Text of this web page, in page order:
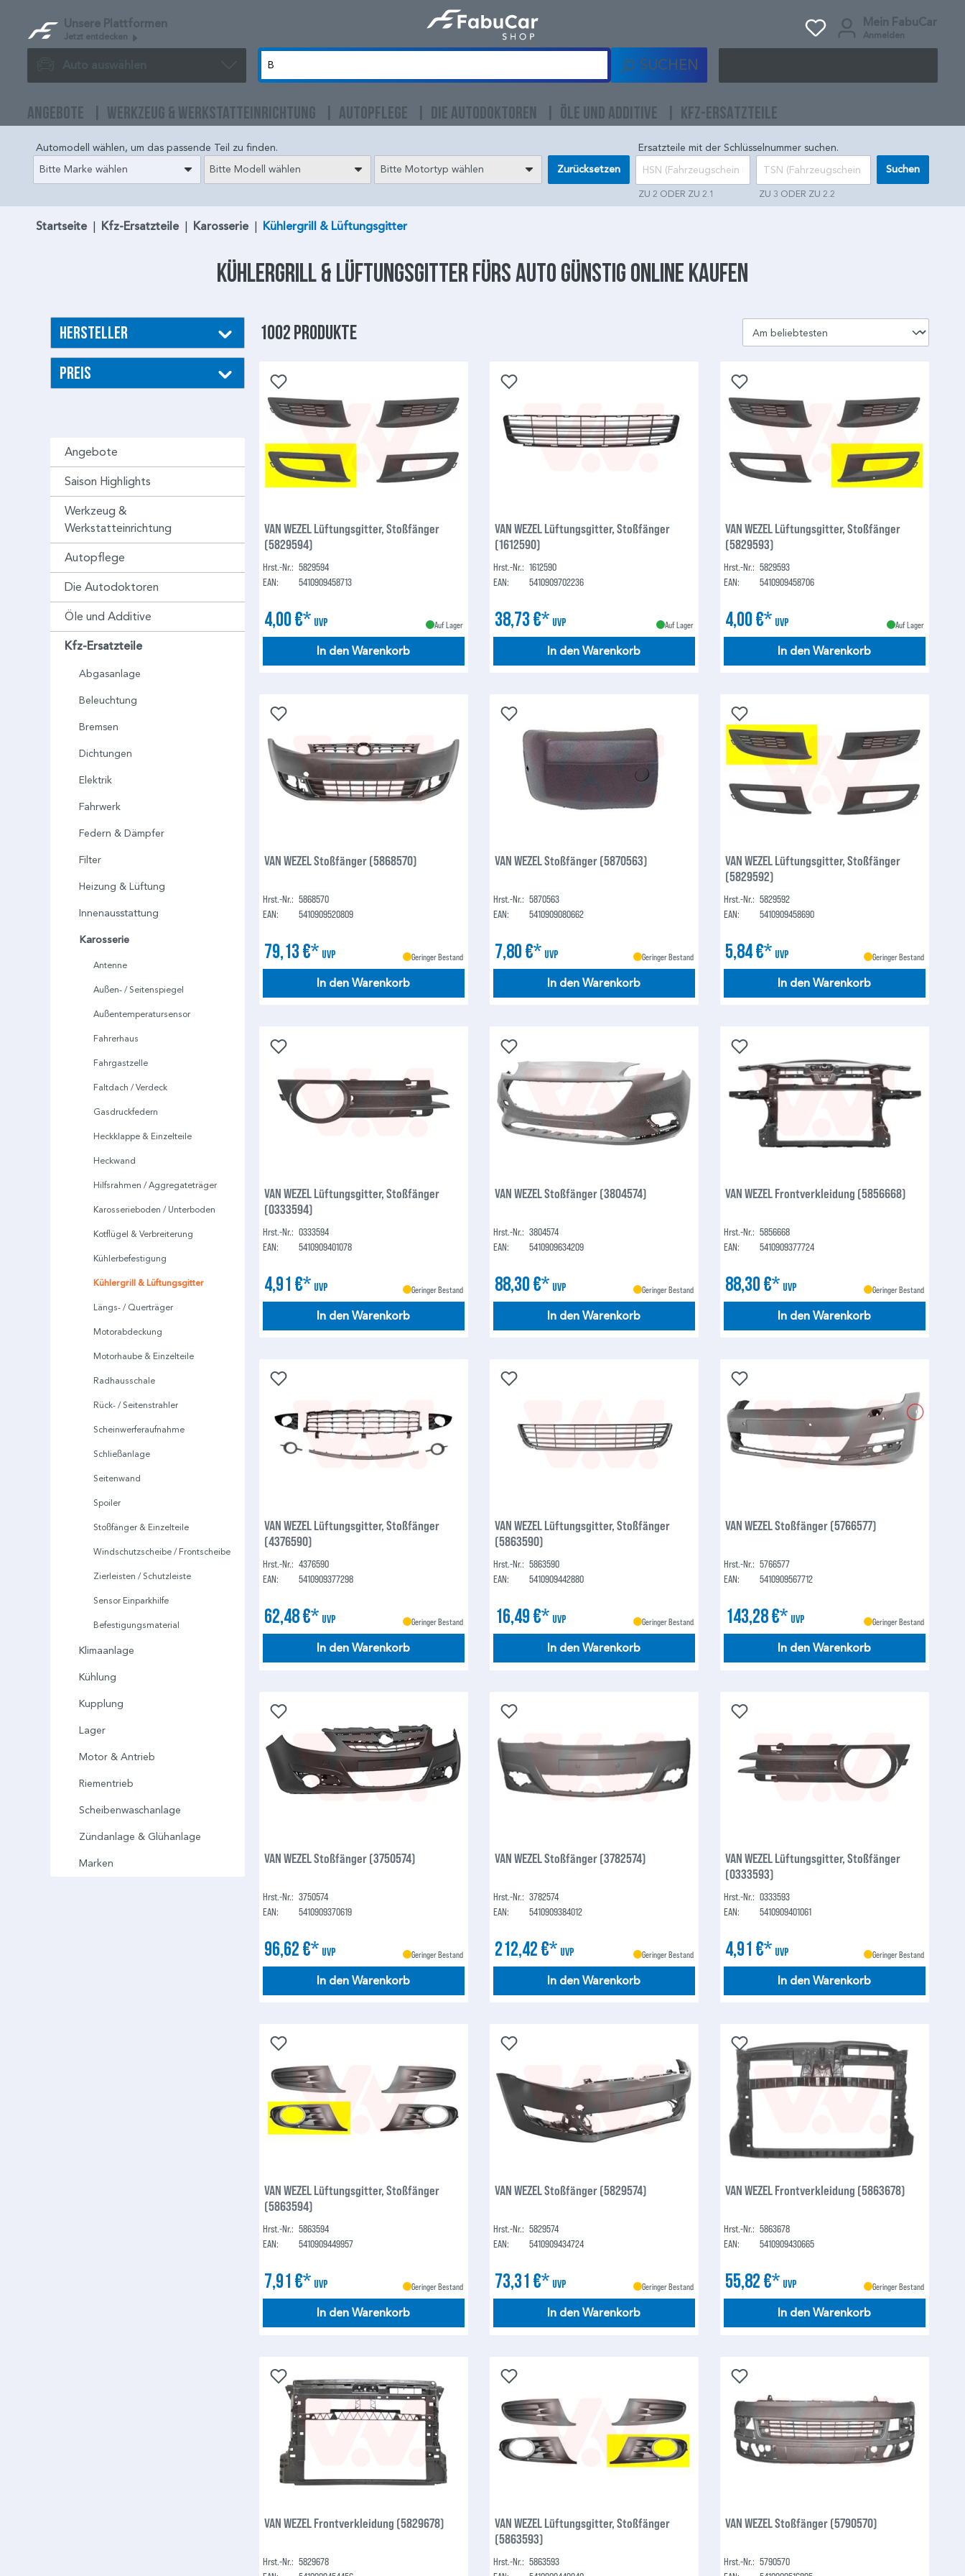
Unsere Plattformen
Jetzt entdecken
Mein FabuCar
Anmelden
Auto auswählen SUCHEN
ANGEBOTE WERKZEUG & WERKSTATTEINRICHTUNG AUTOPFLEGE DIE AUTODOKTOREN ÖLE UND ADDITIVE KFZ-ERSATZTEILE
Automodell wählen, um das passende Teil zu finden.
Bitte Marke wählen
Bitte Modell wählen Bitte Motortyp wählen Zurücksetzen
Ersatzteile mit der Schlüsselnummer suchen.
ZU 2 ODER ZU 2.1 ZU 3 ODER ZU 2.2
Suchen
Startseite Kfz-Ersatzteile Karosserie Kühlergrill & Lüftungsgitter
Kühlergrill & Lüftungsgitter fürs Auto günstig online kaufen
Hersteller
Preis
Angebote
Saison Highlights
Werkzeug &
Werkstatteinrichtung
Autopflege
Die Autodoktoren
Öle und Additive
Kfz-Ersatzteile
Abgasanlage
Beleuchtung
Bremsen
Dichtungen
Elektrik
Fahrwerk
Federn & Dämpfer
Filter
Heizung & Lüftung
Innenausstattung
Karosserie
Antenne
Außen- / Seitenspiegel
Außentemperatursensor
Fahrerhaus
Fahrgastzelle
Faltdach / Verdeck
Gasdruckfedern
Heckklappe & Einzelteile
Heckwand
Hilfsrahmen / Aggregateträger
Karosserieboden / Unterboden
Kotflügel & Verbreiterung
Kühlerbefestigung
Kühlergrill & Lüftungsgitter
Längs- / Querträger
Motorabdeckung
Motorhaube & Einzelteile
Radhausschale
Rück- / Seitenstrahler
Scheinwerferaufnahme
Schließanlage
Seitenwand
Spoiler
Stoßfänger & Einzelteile
Windschutzscheibe / Frontscheibe
Zierleisten / Schutzleiste
Sensor Einparkhilfe
Befestigungsmaterial
Klimaanlage
Kühlung
Kupplung
Lager
Motor & Antrieb
Riementrieb
Scheibenwaschanlage
Zündanlage & Glühanlage
Marken
1002 Produkte
VAN WEZEL Lüftungsgitter, Stoßfänger
(5829594)
Hrst.-Nr.: 5829594
EAN:
5410909458713
4,00 €* UVP Auf Lager
In den Warenkorb
VAN WEZEL Lüftungsgitter, Stoßfänger
(1612590)
Hrst.-Nr.: 1612590
EAN:
5410909702236
38,73 €* UVP Auf Lager
In den Warenkorb
VAN WEZEL Lüftungsgitter, Stoßfänger
(5829593)
Hrst.-Nr.: 5829593
EAN:
5410909458706
4,00 €* UVP Auf Lager
In den Warenkorb
VAN WEZEL Stoßfänger (5868570)
Hrst.-Nr.: 5868570
EAN:
5410909520809
79,13 €* UVP Geringer Bestand
In den Warenkorb
VAN WEZEL Stoßfänger (5870563)
Hrst.-Nr.: 5870563
EAN:
5410909080662
7,80 €* UVP Geringer Bestand
In den Warenkorb
VAN WEZEL Lüftungsgitter, Stoßfänger
(5829592)
Hrst.-Nr.: 5829592
EAN:
5410909458690
5,84 €* UVP Geringer Bestand
In den Warenkorb
VAN WEZEL Lüftungsgitter, Stoßfänger
(0333594)
Hrst.-Nr.: 0333594
EAN:
5410909401078
4,91 €* UVP Geringer Bestand
In den Warenkorb
VAN WEZEL Stoßfänger (3804574)
Hrst.-Nr.: 3804574
EAN:
5410909634209
88,30 €* UVP Geringer Bestand
In den Warenkorb
VAN WEZEL Frontverkleidung (5856668)
Hrst.-Nr.: 5856668
EAN:
5410909377724
88,30 €* UVP Geringer Bestand
In den Warenkorb
VAN WEZEL Lüftungsgitter, Stoßfänger
(4376590)
Hrst.-Nr.: 4376590
EAN:
5410909377298
62,48 €* UVP Geringer Bestand
In den Warenkorb
VAN WEZEL Lüftungsgitter, Stoßfänger
(5863590)
Hrst.-Nr.: 5863590
EAN:
5410909442880
16,49 €* UVP Geringer Bestand
In den Warenkorb
VAN WEZEL Stoßfänger (5766577)
Hrst.-Nr.: 5766577
EAN:
5410909567712
143,28 €* UVP Geringer Bestand
In den Warenkorb
VAN WEZEL Stoßfänger (3750574)
Hrst.-Nr.: 3750574
EAN:
5410909370619
96,62 €* UVP Geringer Bestand
In den Warenkorb
VAN WEZEL Stoßfänger (3782574)
Hrst.-Nr.: 3782574
EAN:
5410909384012
212,42 €* UVP Geringer Bestand
In den Warenkorb
VAN WEZEL Lüftungsgitter, Stoßfänger
(0333593)
Hrst.-Nr.: 0333593
EAN:
5410909401061
4,91 €* UVP Geringer Bestand
In den Warenkorb
VAN WEZEL Lüftungsgitter, Stoßfänger
(5863594)
Hrst.-Nr.: 5863594
EAN:
5410909449957
7,91 €* UVP Geringer Bestand
In den Warenkorb
VAN WEZEL Stoßfänger (5829574)
Hrst.-Nr.: 5829574
EAN:
5410909434724
73,31 €* UVP Geringer Bestand
In den Warenkorb
VAN WEZEL Frontverkleidung (5863678)
Hrst.-Nr.: 5863678
EAN:
5410909430665
55,82 €* UVP Geringer Bestand
In den Warenkorb
VAN WEZEL Frontverkleidung (5829678)
Hrst.-Nr.: 5829678
VAN WEZEL Lüftungsgitter, Stoßfänger
(5863593)
Hrst.-Nr.: 5863593
VAN WEZEL Stoßfänger (5790570)
Hrst.-Nr.: 5790570